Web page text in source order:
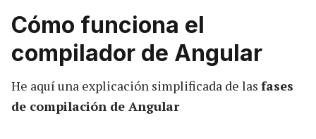
Cómo funciona el
compilador de Angular
He aquí una explicación simplificada de las fases
de compilación de Angular